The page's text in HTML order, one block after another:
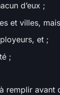
d’eux ;
et villes,
et ;
;
remplir avant